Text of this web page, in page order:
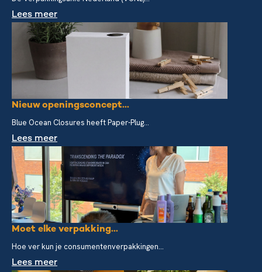
Lees meer
Nieuw openingsconcept...
Blue Ocean Closures heeft Paper-Plug...
Lees meer
Moet elke verpakking...
Hoe ver kun je consumentenverpakkingen...
Lees meer